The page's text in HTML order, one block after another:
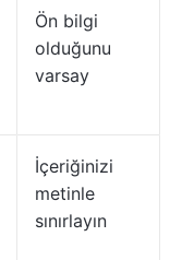
Ön bilgi
olduğunu
varsay
İçeriğinizi
metinle
sınırlayın